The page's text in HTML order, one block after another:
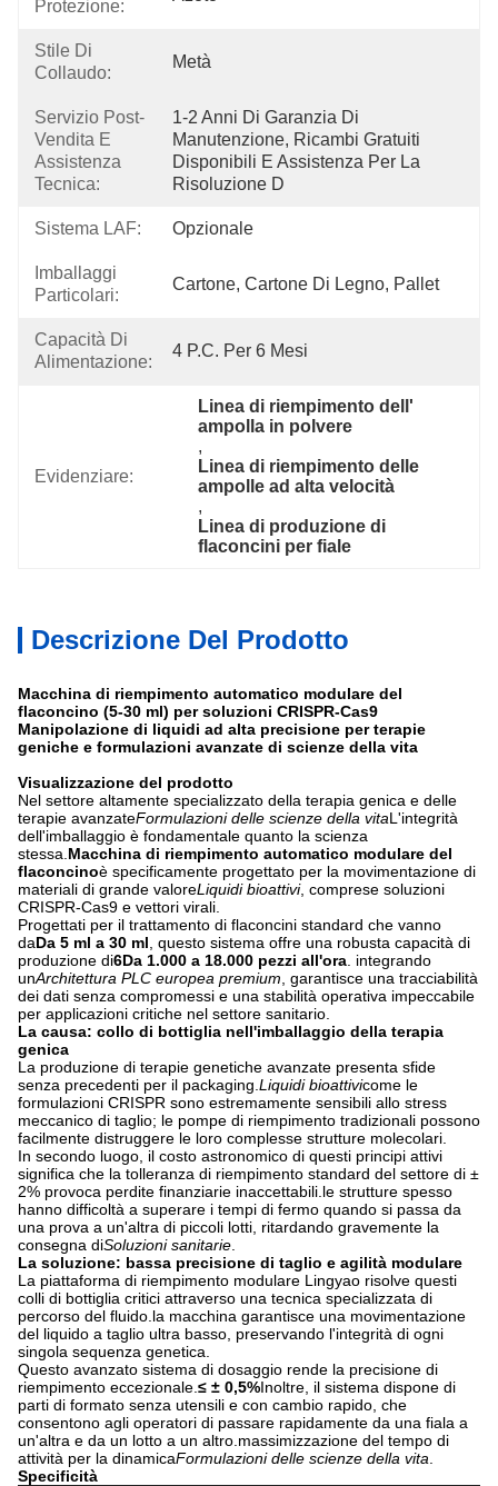
Protezione:
Stile Di
Collaudo:
Metà
Servizio Post-
Vendita E
Assistenza
Tecnica:
1-2 Anni Di Garanzia Di
Manutenzione, Ricambi Gratuiti
Disponibili E Assistenza Per La
Risoluzione D
Sistema LAF: Opzionale
Imballaggi
Particolari:
Cartone, Cartone Di Legno, Pallet
Capacità Di
Alimentazione:
4 P.c. Per 6 Mesi
Evidenziare:
Linea di riempimento dell'
ampolla in polvere
,
Linea di riempimento delle
ampolle ad alta velocità
,
Linea di produzione di
flaconcini per fiale
Descrizione Del Prodotto
Macchina di riempimento automatico modulare del
flaconcino (5-30 ml) per soluzioni CRISPR-Cas9
Manipolazione di liquidi ad alta precisione per terapie
geniche e formulazioni avanzate di scienze della vita
Visualizzazione del prodotto
Nel settore altamente specializzato della terapia genica e delle
terapie avanzateFormulazioni delle scienze della vitaL'integrità
dell'imballaggio è fondamentale quanto la scienza
stessa. Macchina di riempimento automatico modulare del
flaconcinoè specificamente progettato per la movimentazione di
materiali di grande valoreLiquidi bioattivi, comprese soluzioni
CRISPR-Cas9 e vettori virali.
Progettati per il trattamento di flaconcini standard che vanno
daDa 5 ml a 30 ml , questo sistema offre una robusta capacità di
produzione di6Da 1.000 a 18.000 pezzi all'ora . integrando
unArchitettura PLC europea premium , garantisce una tracciabilità
dei dati senza compromessi e una stabilità operativa impeccabile
per applicazioni critiche nel settore sanitario.
La causa: collo di bottiglia nell'imballaggio della terapia
genica
La produzione di terapie genetiche avanzate presenta sfide
senza precedenti per il packaging. Liquidi bioattivicome le
formulazioni CRISPR sono estremamente sensibili allo stress
meccanico di taglio; le pompe di riempimento tradizionali possono
facilmente distruggere le loro complesse strutture molecolari.
In secondo luogo, il costo astronomico di questi principi attivi
significa che la tolleranza di riempimento standard del settore di ±
2% provoca perdite finanziarie inaccettabili.le strutture spesso
hanno difficoltà a superare i tempi di fermo quando si passa da
una prova a un'altra di piccoli lotti, ritardando gravemente la
consegna diSoluzioni sanitarie
La soluzione: bassa precisione di taglio e agilità modulare
La piattaforma di riempimento modulare Lingyao risolve questi
colli di bottiglia critici attraverso una tecnica specializzata di
percorso del fluido.la macchina garantisce una movimentazione
del liquido a taglio ultra basso, preservando l'integrità di ogni
singola sequenza genetica.
Questo avanzato sistema di dosaggio rende la precisione di
riempimento eccezionale. ≤ ± 0,5%Inoltre, il sistema dispone di
parti di formato senza utensili e con cambio rapido, che
consentono agli operatori di passare rapidamente da una fiala a
un'altra e da un lotto a un altro.massimizzazione del tempo di
attività per la dinamicaFormulazioni delle scienze della vita
Specificità